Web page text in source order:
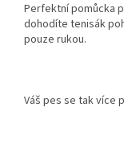
Perfektní pomůcka
dohodíte tenisák
pouze rukou.
Váš pes se tak více